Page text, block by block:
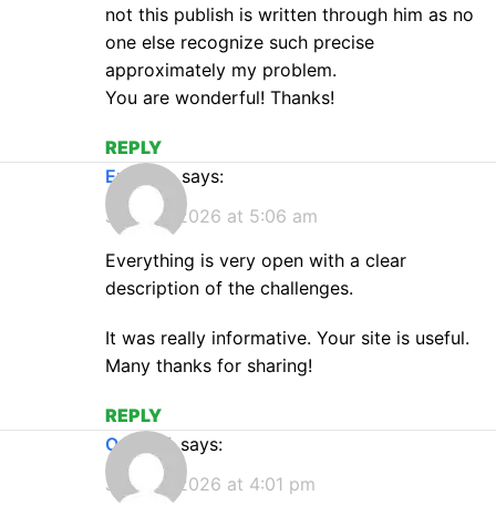
not this publish is written through him as no
one else recognize such precise
approximately my problem.
You are wonderful! Thanks!
REPLY
Exness. says:
July 22, 2026 at 5:06 am
Everything is very open with a clear
description of the challenges.
It was really informative. Your site is useful.
Many thanks for sharing!
REPLY
Octa FX says:
July 22, 2026 at 4:01 pm